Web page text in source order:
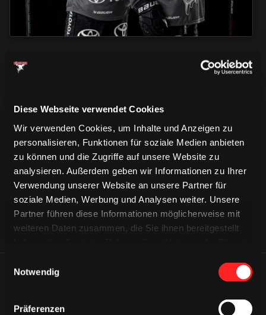
Diese Webseite verwendet Cookies
Wir verwenden Cookies, um Inhalte und Anzeigen zu
personalisieren, Funktionen für soziale Medien anbieten
zu können und die Zugriffe auf unsere Website zu
analysieren. Außerdem geben wir Informationen zu Ihrer
Verwendung unserer Website an unsere Partner für
soziale Medien, Werbung und Analysen weiter. Unsere
Partner führen diese Informationen möglicherweise mit
weiteren Daten zusammen, die Sie ihnen bereitgestellt
Notwendig
Präferenzen
CAPS & CO
CAPS & CO
CAPS & CO
ÄHNLICHE NEWS